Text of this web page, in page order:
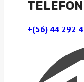
+(56) 44 292